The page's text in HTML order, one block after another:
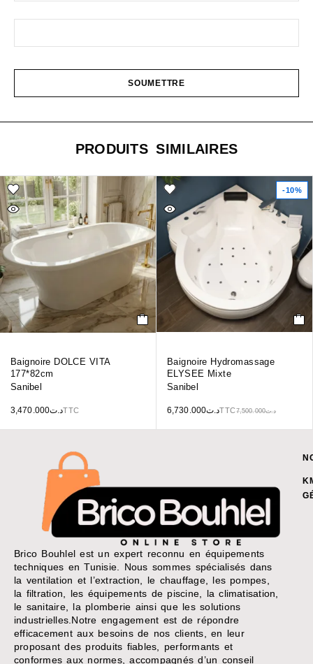
PRODUITS SIMILAIRES
Baignoire DOLCE VITA
177*82cm
Sanibel
د.ت3,470.000 TTC
-10%
Baignoire Hydromassage
ELYSEE Mixte
Sanibel
د.ت7,500.000 د.ت6,730.000 TTC
Brico Bouhlel est un expert reconnu en équipements
techniques en Tunisie. Nous sommes spécialisés dans
la ventilation et l’extraction, le chauffage, les pompes,
la filtration, les équipements de piscine, la climatisation,
le sanitaire, la plomberie ainsi que les solutions
industrielles.Notre engagement est de répondre
efficacement aux besoins de nos clients, en leur
proposant des produits fiables, performants et
conformes aux normes, accompagnés d’un conseil